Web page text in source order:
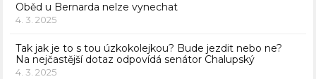
Oběd u Bernarda nelze vynechat
4. 3. 2025
Tak jak je to s tou úzkokolejkou? Bude jezdit nebo ne?
Na nejčastější dotaz odpovídá senátor Chalupský
4. 3. 2025